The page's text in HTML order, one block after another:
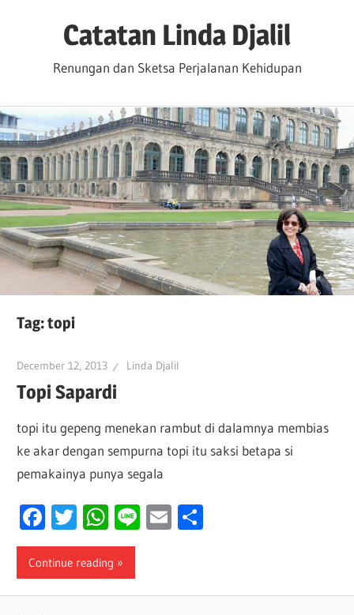
Catatan Linda Djalil
Renungan dan Sketsa Perjalanan Kehidupan
Tag:topi
December 12, 2013 Linda Djalil
Topi Sapardi
topi itu gepeng menekan rambut di dalamnya membias
ke akar dengan sempurna topi itu saksi betapa si
pemakainya punya segala
Facebook
Twitter
WhatsApp
LineEmail
Continue reading